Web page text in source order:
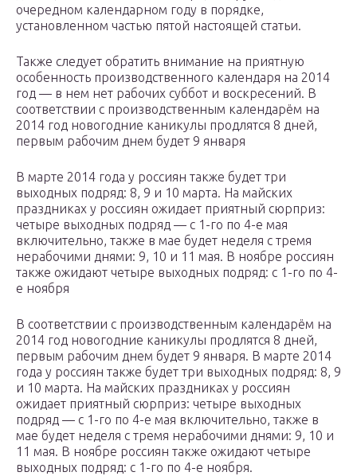
очередном календарном году в порядке,
установленном частью пятой настоящей статьи.
Также следует обратить внимание на приятную
особенность производственного календаря на 2014
год — в нем нет рабочих суббот и воскресений. В
соответствии с производственным календарём на
2014 год новогодние каникулы продлятся 8 дней,
первым рабочим днем будет 9 января
В марте 2014 года у россиян также будет три
выходных подряд: 8, 9 и 10 марта. На майских
праздниках у россиян ожидает приятный сюрприз:
четыре выходных подряд — с 1-го по 4-е мая
включительно, также в мае будет неделя с тремя
нерабочими днями: 9, 10 и 11 мая. В ноябре россиян
также ожидают четыре выходных подряд: с 1-го по 4-
е ноября
В соответствии с производственным календарём на
2014 год новогодние каникулы продлятся 8 дней,
первым рабочим днем будет 9 января. В марте 2014
года у россиян также будет три выходных подряд: 8, 9
и 10 марта. На майских праздниках у россиян
ожидает приятный сюрприз: четыре выходных
подряд — с 1-го по 4-е мая включительно, также в
мае будет неделя с тремя нерабочими днями: 9, 10 и
11 мая. В ноябре россиян также ожидают четыре
выходных подряд: с 1-го по 4-е ноября.